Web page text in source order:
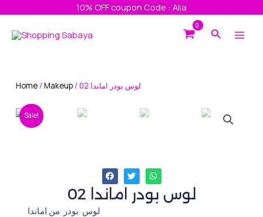
content
10% OFF coupon Code : Alia
Search
لوس بودر اماندا 02
لوس بودر من اماندا
Home/Makeup / لوس بودر اماندا 02
Sale!